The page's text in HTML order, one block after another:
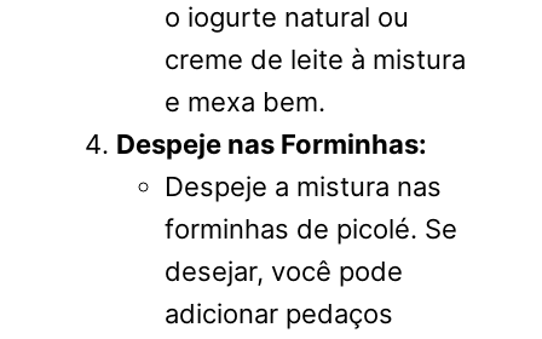
o iogurte natural ou
creme de leite à mistura
e mexa bem.
Despeje nas Forminhas:
Despeje a mistura nas
forminhas de picolé. Se
desejar, você pode
adicionar pedaços